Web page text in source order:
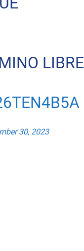
LIBRE
30, 2023